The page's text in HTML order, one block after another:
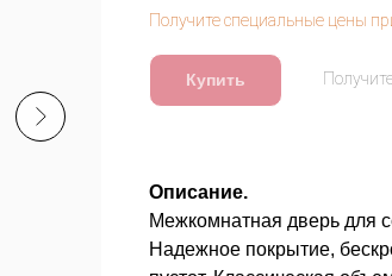
Купить
Описание.
Межкомнатная дверь для
Надежное покрытие,